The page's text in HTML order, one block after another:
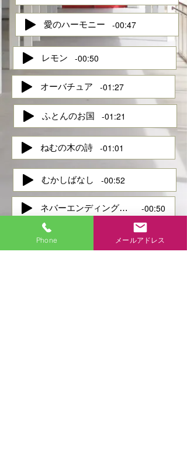
愛のハーモニー -00:47
レモン -00:50
オーバチュア -01:27
ふとんのお国 -01:21
ねむの木の詩 -01:01
むかしばなし -00:52
ネバーエンディングストーリー -00:50
Phone メールアドレス